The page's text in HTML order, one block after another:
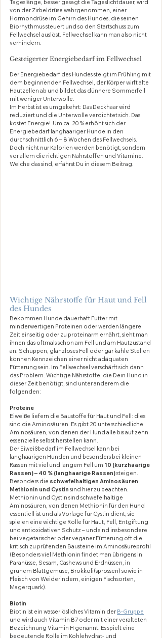
Tageslänge, besser gesagt die Tageslichtdauer, wird
von der Zirbeldrüse wahrgenommen, einer
Hormondrüse im Gehirn des Hundes, die seinen
Biorhythmus steuert und so den Startschuss zum
Fellwechsel auslöst. Fellwechsel kann man also nicht
verhindern.
Gesteigerter Energiebedarf im Fellwechsel
Der Energiebedarf des Hundes steigt im Frühling mit
dem beginnenden Fellwechsel, der Körper wirft alte
Hautzellen ab und bildet das dünnere Sommerfell
mit weniger Unterwolle.
Im Herbst ist es umgekehrt: Das Deckhaar wird
reduziert und die Unterwolle verdichtet sich. Das
kostet Energie!  Um ca. 20 % erhöht sich der
Energiebedarf langhaariger Hunde in den
durchschnittlich 6 – 8 Wochen des Fellwechsels.
Doch nicht nur Kalorien werden benötigt, sondern
vor allem die richtigen Nährstoffen und Vitamine.
Welche das sind, erfährst Du in diesem Beitrag.
Wichtige Nährstoffe für Haut und Fell
des Hundes
Bekommen Hunde dauerhaft Futter mit
minderwertigen Proteinen oder werden längere
Zeit einseitig oder zu proteinarm ernährt, sieht man
ihnen das oftmals schon am Fell und am Hautzustand
an: Schuppen, glanzloses Fell oder gar kahle Stellen
können Kennzeichen einer nicht adäquaten
Fütterung sein. Im Fellwechsel verschärft sich dann
das Problem. Wichtige Nährstoffe, die Dein Hund in
dieser Zeit benötigt, sind unter anderem die
folgenden:
Proteine
Eiweiße liefern die Baustoffe für Haut und Fell: dies
sind die Aminosäuren. Es gibt 20 unterschiedliche
Aminosäuren, von denen der Hund alle bis auf zehn
essenzielle selbst herstellen kann.
Der Eiweißbedarf im Fellwechsel kann bei
langhaarigen Hunden und besonders bei kleinen
Rassen mit viel und langem Fell um 10 (kurzhaarige
Rassen) – 40 % (langhaarige Rassen) steigen.
Besonders die schwefelhaltigen Aminosäuren
Methionin und Cystin sind hier zu beachten.
Methionin und Cystin sind schwefelhaltige
Aminosäuren, von denen Methionin für den Hund
essentiell ist und als Vorlage für Cystin dient; sie
spielen eine wichtige Rolle für Haut, Fell, Entgiftung
und antioxidativen Schutz – und sind insbesondere
bei vegetarischer oder veganer Fütterung oft die
kritisch zu prüfenden Bausteine im Aminosäureprofil
(Besonders viel Methionin findet man übrigens in
Paranüsse, Sesam, Cashews und Erdnüssen, in
grünem Blattgemüse, Brokkoli(sprossen) sowie in
Fleisch von Weiderindern, einigen Fischsorten,
Magerquark).
Biotin
Biotin ist ein wasserlösliches Vitamin der B-Gruppe
und wird auch Vitamin B7 oder mit einer veralteten
Bezeichnung Vitamin H genannt. Es spielt eine
bedeutende Rolle im Kohlehydrat- und